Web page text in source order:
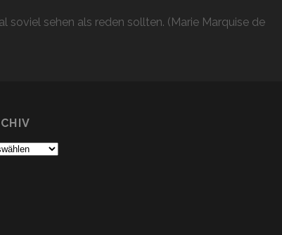
soviel sehen als reden sollten. (Marie Marquise de